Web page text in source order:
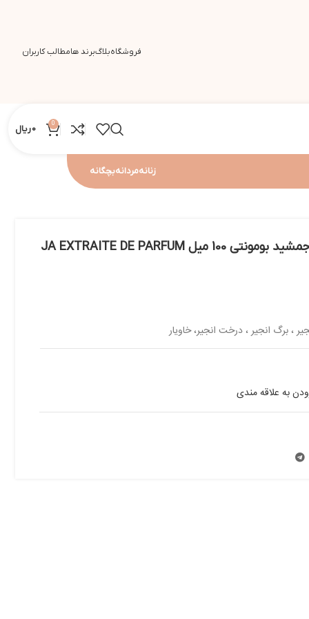
فروشگاهبلاگبرند هامطالب کاربران
0
0ریال
زنانهمردانهبچگانه
پرفیوم اکستریت مشترک جمشید بومونتی 100 میل JA EXTRAITE DE PARFUM
، برگ انجیر ، درخت انجیر، خاویار
به علاقه مندی